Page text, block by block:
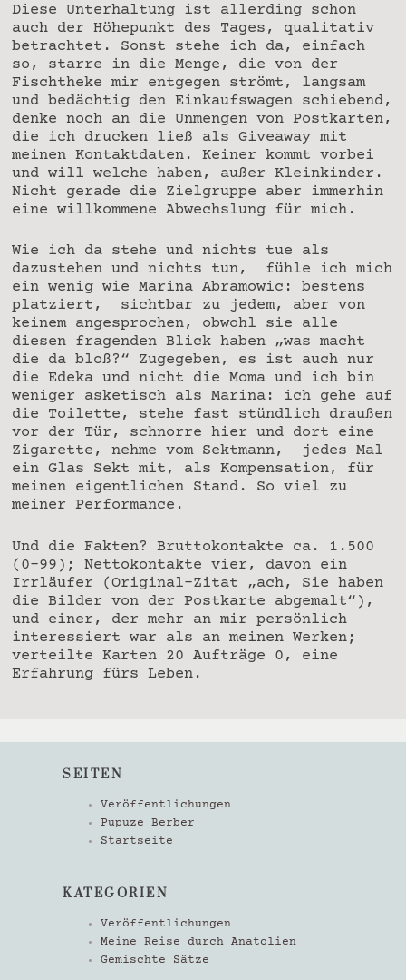
Diese Unterhaltung ist allerding schon
auch der Höhepunkt des Tages, qualitativ
betrachtet. Sonst stehe ich da, einfach
so, starre in die Menge, die von der
Fischtheke mir entgegen strömt, langsam
und bedächtig den Einkaufswagen schiebend,
denke noch an die Unmengen von Postkarten,
die ich drucken ließ als Giveaway mit
meinen Kontaktdaten. Keiner kommt vorbei
und will welche haben, außer Kleinkinder.
Nicht gerade die Zielgruppe aber immerhin
eine willkommene Abwechslung für mich.
Wie ich da stehe und nichts tue als
dazustehen und nichts tun, fühle ich mich
ein wenig wie Marina Abramowic: bestens
platziert, sichtbar zu jedem, aber von
keinem angesprochen, obwohl sie alle
diesen fragenden Blick haben „was macht
die da bloß?“ Zugegeben, es ist auch nur
die Edeka und nicht die Moma und ich bin
weniger asketisch als Marina: ich gehe auf
die Toilette, stehe fast stündlich draußen
vor der Tür, schnorre hier und dort eine
Zigarette, nehme vom Sektmann, jedes Mal
ein Glas Sekt mit, als Kompensation, für
meinen eigentlichen Stand. So viel zu
meiner Performance.
Und die Fakten? Bruttokontakte ca. 1.500
(0-99); Nettokontakte vier, davon ein
Irrläufer (Original-Zitat „ach, Sie haben
die Bilder von der Postkarte abgemalt“),
und einer, der mehr an mir persönlich
interessiert war als an meinen Werken;
verteilte Karten 20 Aufträge 0, eine
Erfahrung fürs Leben.
SEITEN
Veröffentlichungen
Pupuze Berber
Startseite
KATEGORIEN
Veröffentlichungen
Meine Reise durch Anatolien
Gemischte Sätze